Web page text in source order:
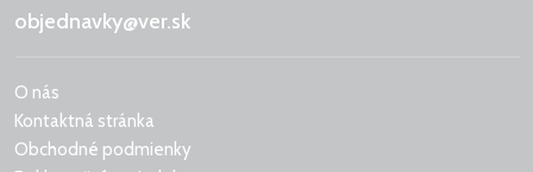
objednavky@ver.sk
O nás
Kontaktná stránka
Obchodné podmienky